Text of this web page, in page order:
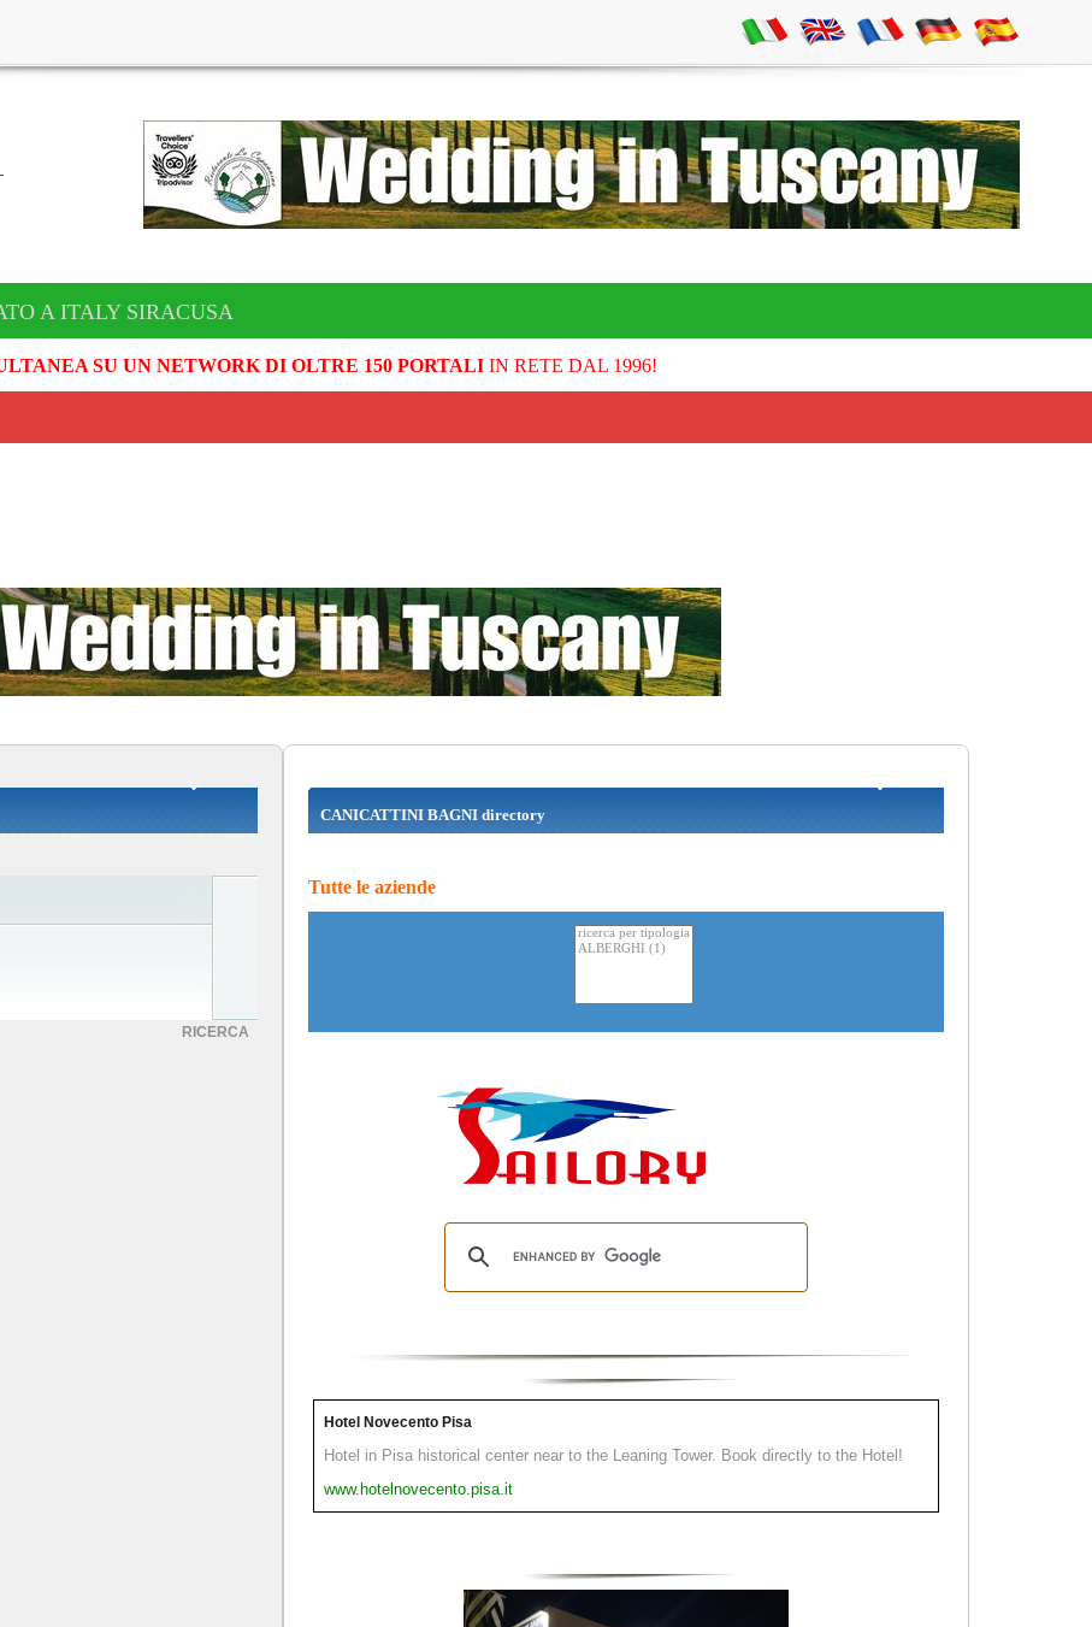
A ITALY SIRACUSA
SU UN NETWORK DI OLTRE 150 PORTALIIN RETE DAL 1996!
RICERCA
CANICATTINI BAGNI directory
Tutte le aziende
Hotel Novecento Pisa
Hotel in Pisa historical center near to the Leaning Tower. Book directly to the Hotel!
www.hotelnovecento.pisa.it